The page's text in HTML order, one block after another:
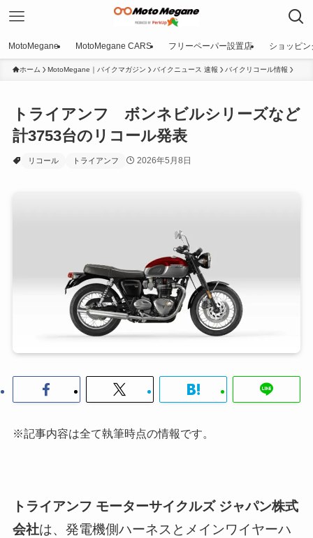
MotoMegane MotoMegane CARS フリーペーパー設置店 ショッピン
ホーム MotoMegane｜バイクマガジン バイクニュース 速報 バイクリコール情報
トライアンフ ボンネビルシリーズなど
計3753台のリコール発表
リコール トライアンフ 2026年5月8日
※記事内容は全て執筆時点の情報です。
トライアンフ モーターサイクルズ ジャパン株式
会社は、発電機側ハーネスとメインワイヤーハ